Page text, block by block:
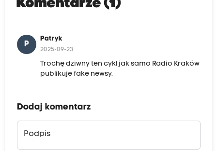
Komentarze (1)
P
Patryk
2025-09-23
Trochę dziwny ten cykl jak samo Radio Kraków
publikuje fake newsy.
Dodaj komentarz
Podpis